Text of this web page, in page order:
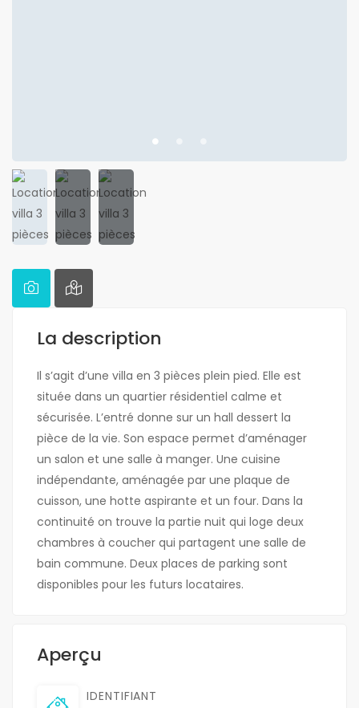
La description
Il s’agit d’une villa en 3 pièces plein pied. Elle est
située dans un quartier résidentiel calme et
sécurisée. L’entré donne sur un hall dessert la
pièce de la vie. Son espace permet d’aménager
un salon et une salle à manger. Une cuisine
indépendante, aménagée par une plaque de
cuisson, une hotte aspirante et un four. Dans la
continuité on trouve la partie nuit qui loge deux
chambres à coucher qui partagent une salle de
bain commune. Deux places de parking sont
disponibles pour les futurs locataires.
Aperçu
IDENTIFIANT